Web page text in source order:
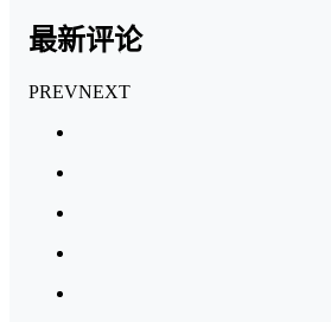
最新评论
PREVNEXT